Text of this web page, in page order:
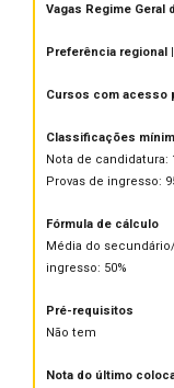
Vagas Regime Geral
Preferência regional
Cursos com acesso
Classificações
Nota de candidatura:
Provas de ingresso:
Fórmula de cálculo
Média do
ingresso: 50%
Pré-requisitos
Não tem
Nota do último